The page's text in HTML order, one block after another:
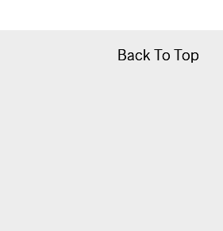
Back To Top
Back To Top